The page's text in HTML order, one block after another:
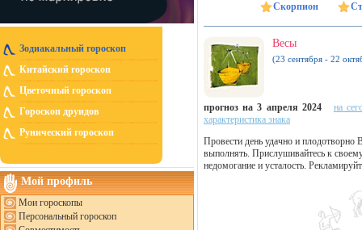
Зодиакальный гороскоп
Китайский гороскоп
Цветочный гороскоп
Гороскоп друидов
Рунический гороскоп
Мой профиль
Мои гороскопы
Персональный гороскоп
Скорпион
Весы
(23 сентября - 22
прогноз на 3 апреля 2024
на
характеристика знака
Провести день удачно и плодотворно
выполнять. Прислушивайтесь к
недомогание и усталость.